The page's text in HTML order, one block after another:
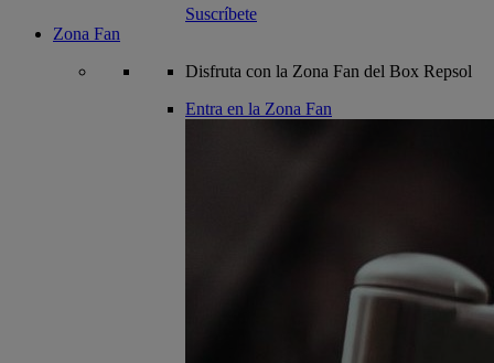
Suscríbete
Zona Fan
Disfruta con la Zona Fan del Box Repsol
Entra en la Zona Fan